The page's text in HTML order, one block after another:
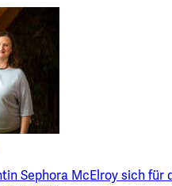
Sephora McElroy sich für